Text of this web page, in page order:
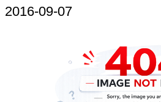
2016-09-07